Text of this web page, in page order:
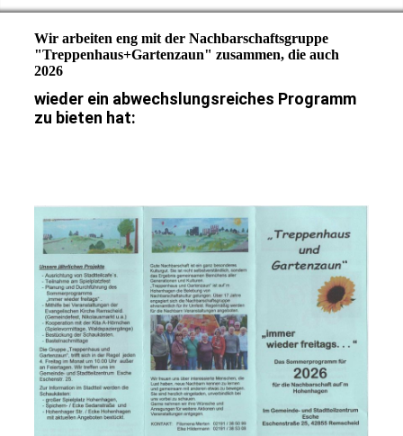
Wir arbeiten eng mit der Nachbarschaftsgruppe
"Treppenhaus+Gartenzaun" zusammen, die auch
2026
wieder ein abwechslungsreiches Programm
zu bieten hat: